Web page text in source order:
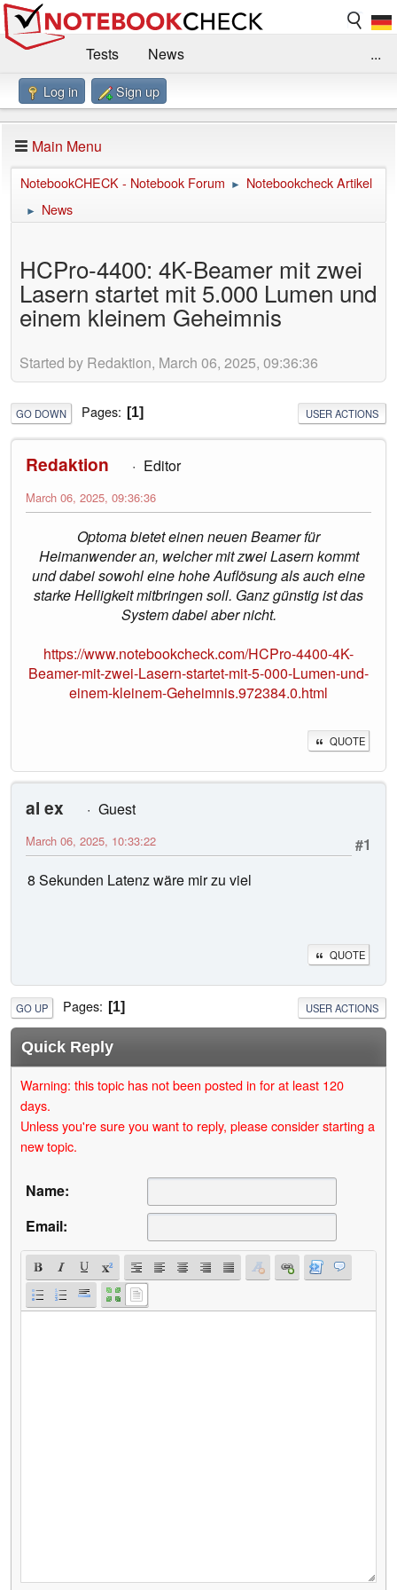
Tests
News
Benchmarks / Technik
Forum
Impressum
...
Log in Sign up
Main Menu
NotebookCHECK - Notebook Forum ► Notebookcheck Artikel
► News
HCPro-4400: 4K-Beamer mit zwei
Lasern startet mit 5.000 Lumen und
einem kleinem Geheimnis
Started by Redaktion, March 06, 2025, 09:36:36
GO DOWN Pages 1 USER ACTIONS
Redaktion Editor
March 06, 2025, 09:36:36
Optoma bietet einen neuen Beamer für
Heimanwender an, welcher mit zwei Lasern kommt
und dabei sowohl eine hohe Auflösung als auch eine
starke Helligkeit mitbringen soll. Ganz günstig ist das
System dabei aber nicht.
https://www.notebookcheck.com/HCPro-4400-4K-
Beamer-mit-zwei-Lasern-startet-mit-5-000-Lumen-und-
einem-kleinem-Geheimnis.972384.0.html
QUOTE
al ex
Guest
#1
March 06, 2025, 10:33:22
8 Sekunden Latenz wäre mir zu viel
QUOTE
GO UP Pages 1 USER ACTIONS
Quick Reply
Warning: this topic has not been posted in for at least 120
days.
Unless you're sure you want to reply, please consider starting a
new topic.
Name:
Email: